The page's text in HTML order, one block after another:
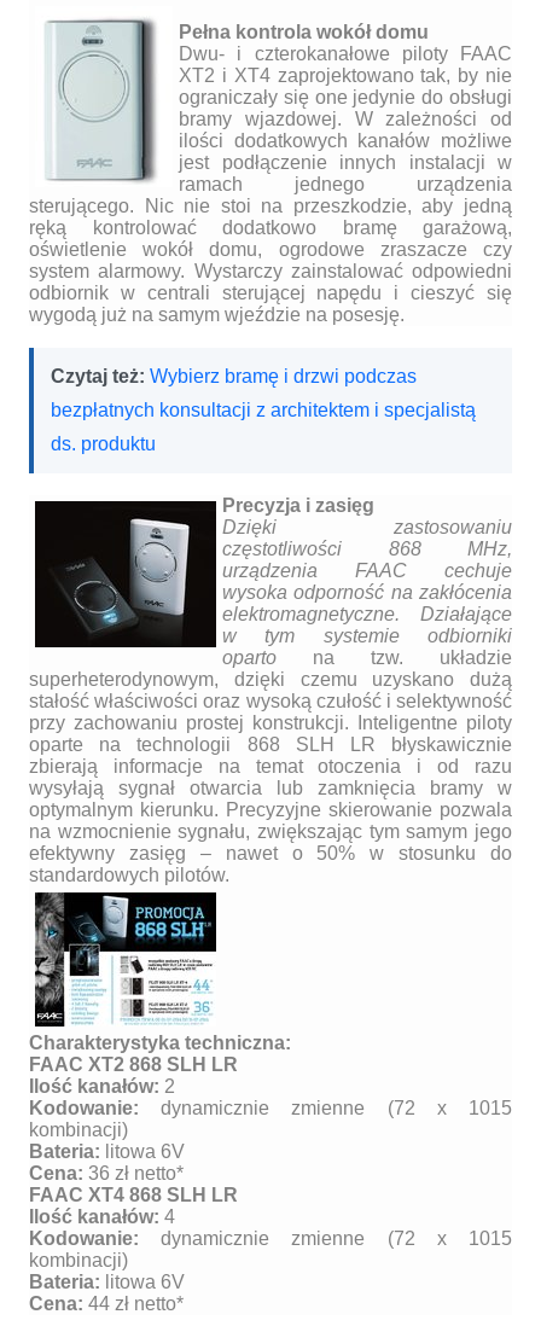
Pełna kontrola wokół domu
Dwu- i czterokanałowe piloty FAAC
XT2 i XT4 zaprojektowano tak, by nie
ograniczały się one jedynie do obsługi
bramy wjazdowej. W zależności od
ilości dodatkowych kanałów możliwe
jest podłączenie innych instalacji w
ramach jednego urządzenia
sterującego. Nic nie stoi na przeszkodzie, aby jedną
ręką kontrolować dodatkowo bramę garażową,
oświetlenie wokół domu, ogrodowe zraszacze czy
system alarmowy. Wystarczy zainstalować odpowiedni
odbiornik w centrali sterującej napędu i cieszyć się
wygodą już na samym wjeździe na posesję.
Czytaj też: Wybierz bramę i drzwi podczas
bezpłatnych konsultacji z architektem i specjalistą
ds. produktu
Precyzja i zasięg
Dzięki zastosowaniu
częstotliwości 868 MHz,
urządzenia FAAC cechuje
wysoka odporność na zakłócenia
elektromagnetyczne. Działające
w tym systemie odbiorniki
oparto na tzw. układzie
superheterodynowym, dzięki czemu uzyskano dużą
stałość właściwości oraz wysoką czułość i selektywność
przy zachowaniu prostej konstrukcji. Inteligentne piloty
oparte na technologii 868 SLH LR błyskawicznie
zbierają informacje na temat otoczenia i od razu
wysyłają sygnał otwarcia lub zamknięcia bramy w
optymalnym kierunku. Precyzyjne skierowanie pozwala
na wzmocnienie sygnału, zwiększając tym samym jego
efektywny zasięg – nawet o 50% w stosunku do
standardowych pilotów.
Charakterystyka techniczna:
FAAC XT2 868 SLH LR
Ilość kanałów: 2
Kodowanie: dynamicznie zmienne (72 x 1015
kombinacji)
Bateria: litowa 6V
Cena: 36 zł netto*
FAAC XT4 868 SLH LR
Ilość kanałów: 4
Kodowanie: dynamicznie zmienne (72 x 1015
kombinacji)
Bateria: litowa 6V
Cena: 44 zł netto*